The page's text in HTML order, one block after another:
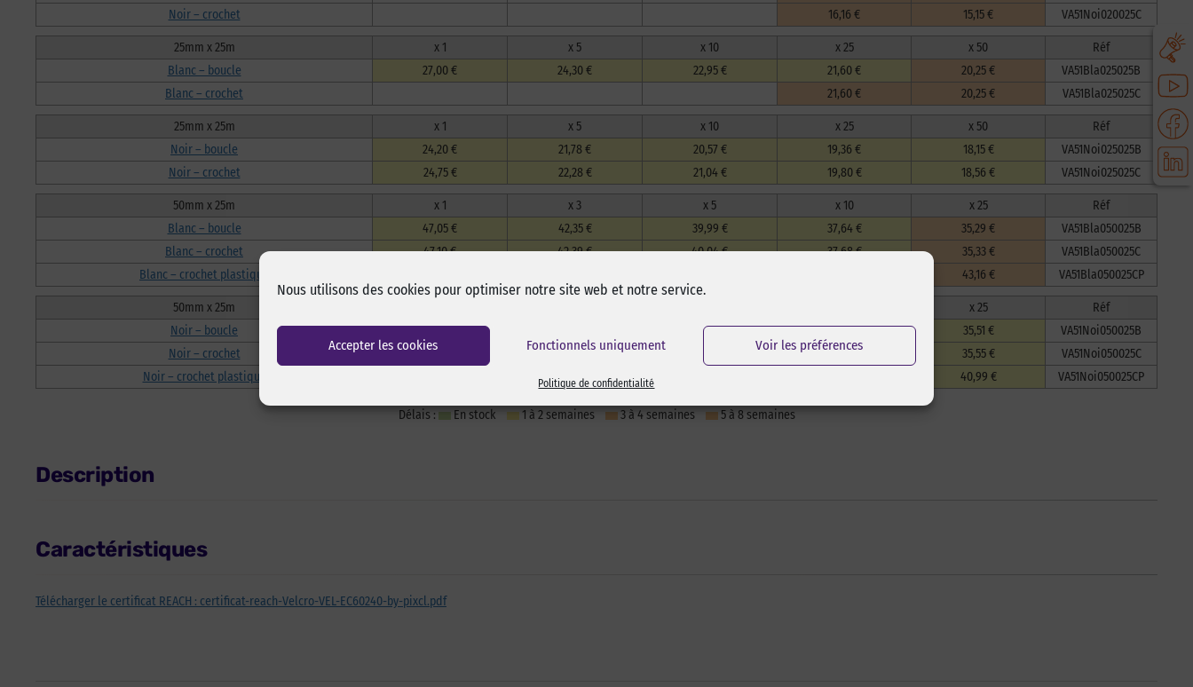
Nous utilisons des cookies pour optimiser notre site web et notre service.
Accepter les cookies Fonctionnels uniquement Voir les préférences
Politique de confidentialité
Noir – crochet
16,16 € 15,15 € VA51Noi020025C
25mm x 25m x 1 x 5 x 10 x 25 x 50
Réf
Blanc – boucle
27,00 € 24,30 € 22,95 € 21,60 € 20,25 €
VA51Bla025025B
Blanc – crochet
21,60 € 20,25 € VA51Bla025025C
25mm x 25m x 1 x 5 x 10 x 25 x 50
Réf
Noir – boucle
24,20 € 21,78 € 20,57 € 19,36 € 18,15 €
VA51Noi025025B
Noir – crochet
24,75 € 22,28 € 21,04 € 19,80 € 18,56 € VA51Noi025025C
50mm x 25m x 1 x 3 x 5 x 10 x 25
Réf
Blanc – boucle
47,05 € 42,35 € 39,99 € 37,64 € 35,29 €
VA51Bla050025B
Blanc – crochet
47,10 € 42,39 € 40,04 € 37,68 € 35,33 €
VA51Bla050025C
Blanc – crochet plastique
43,16 € VA51Bla050025CP
50mm x 25m x 25
Réf
Noir – boucle
47,35 € 40,25 € 37,88 € 35,51 €
VA51Noi050025B
Noir – crochet
47,40 € 42,66 € 37,92 € 35,55 €
VA51Noi050025C
Noir – crochet plastique
49,19 € 40,99 € VA51Noi050025CP
Délais : En stock 1 à 2 semaines 3 à 4 semaines 5 à 8 semaines
Description
Caractéristiques
Télécharger le certificat REACH : certificat-reach-Velcro-VEL-EC60240-by-pixcl.pdf